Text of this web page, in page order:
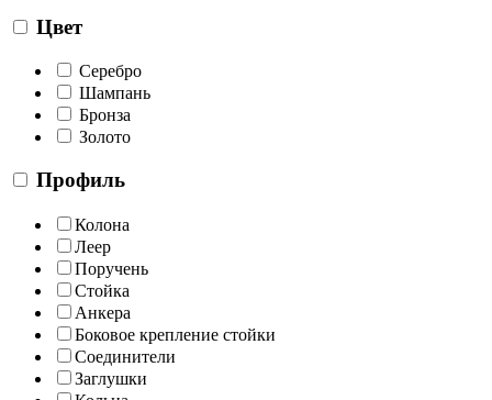
Цвет
Cеребро
Шампань
Бронза
Золото
Профиль
Колона
Леер
Поручень
Стойка
Анкера
Боковое крепление стойки
Соединители
Заглушки